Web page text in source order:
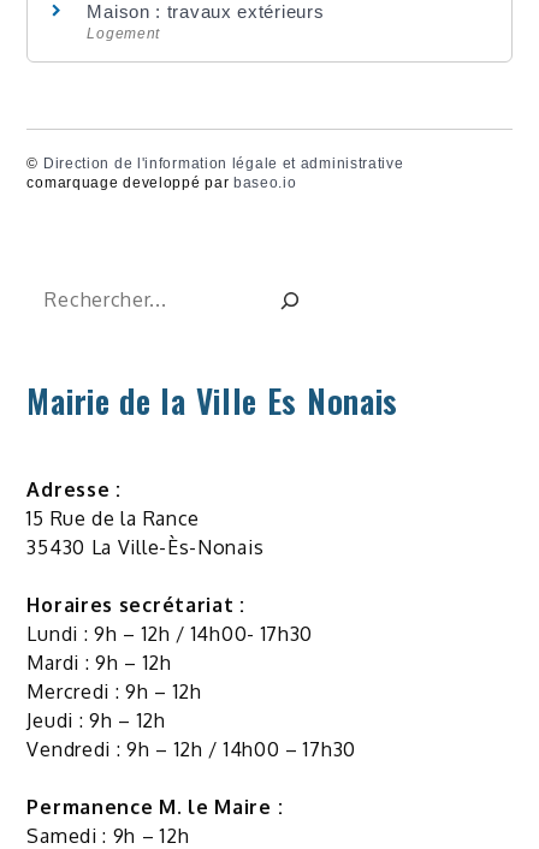
Maison : travaux extérieurs
Logement
© Direction de l'information légale et administrative
comarquage developpé par baseo.io
Rechercher
Mairie de la Ville Es Nonais
Adresse :
15 Rue de la Rance
35430 La Ville-Ès-Nonais
Horaires secrétariat :
Lundi : 9h – 12h / 14h00- 17h30
Mardi : 9h – 12h
Mercredi : 9h – 12h
Jeudi : 9h – 12h
Vendredi : 9h – 12h / 14h00 – 17h30
Permanence M. le Maire :
Samedi : 9h – 12h